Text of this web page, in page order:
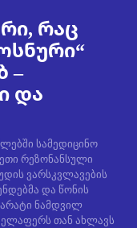
რაც
–
და
სამედიცინო
რეზონანსული
ვარსკვლავების
და წონის
ნამდვილ
თან ახლავს